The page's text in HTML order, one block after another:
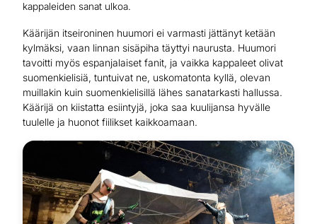
kappaleiden sanat ulkoa.
Käärijän itseironinen huumori ei varmasti jättänyt ketään
kylmäksi, vaan linnan sisäpiha täyttyi naurusta. Huumori
tavoitti myös espanjalaiset fanit, ja vaikka kappaleet olivat
suomenkielisiä, tuntuivat ne, uskomatonta kyllä, olevan
muillakin kuin suomenkielisillä lähes sanatarkasti hallussa.
Käärijä on kiistatta esiintyjä, joka saa kuulijansa hyvälle
tuulelle ja huonot fiilikset kaikkoamaan.